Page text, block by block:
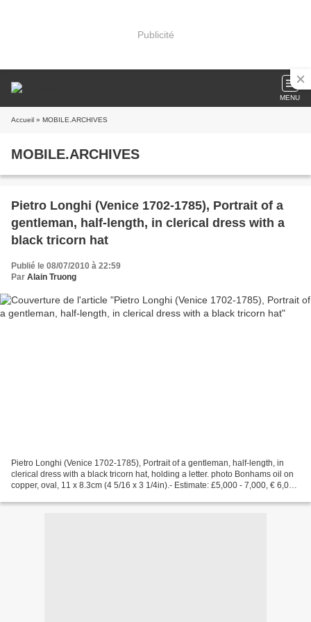
Publicité
MENU
Accueil » MOBILE.ARCHIVES
MOBILE.ARCHIVES
Pietro Longhi (Venice 1702-1785), Portrait of a
gentleman, half-length, in clerical dress with a
black tricorn hat
Publié le 08/07/2010 à 22:59
Par Alain Truong
Pietro Longhi (Venice 1702-1785), Portrait of a gentleman, half-length, in
clerical dress with a black tricorn hat, holding a letter. photo Bonhams oil on
copper, oval, 11 x 8.3cm (4 5/16 x 3 1/4in).- Estimate: £5,000 - 7,000, € 6,000